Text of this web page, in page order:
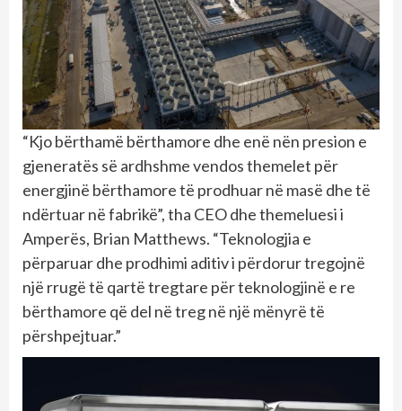
“Kjo bërthamë bërthamore dhe enë nën presion e
gjeneratës së ardhshme vendos themelet për
energjinë bërthamore të prodhuar në masë dhe të
ndërtuar në fabrikë”, tha CEO dhe themeluesi i
Amperës, Brian Matthews. “Teknologjia e
përparuar dhe prodhimi aditiv i përdorur tregojnë
një rrugë të qartë tregtare për teknologjinë e re
bërthamore që del në treg në një mënyrë të
përshpejtuar.”